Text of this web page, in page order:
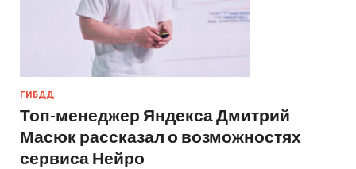
ГИБДД
Топ-менеджер Яндекса Дмитрий
Масюк рассказал о возможностях
сервиса Нейро